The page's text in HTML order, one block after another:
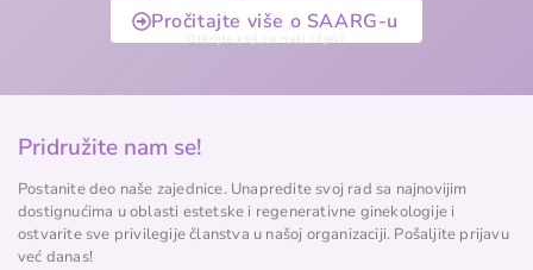
Pročitajte više o SAARG-u
Otkrijte koji su naši ciljevi!
Pridružite nam se!
Postanite deo naše zajednice. Unapredite svoj rad sa najnovijim
dostignućima u oblasti estetske i regenerativne ginekologije i
ostvarite sve privilegije članstva u našoj organizaciji. Pošaljite prijavu
već danas!